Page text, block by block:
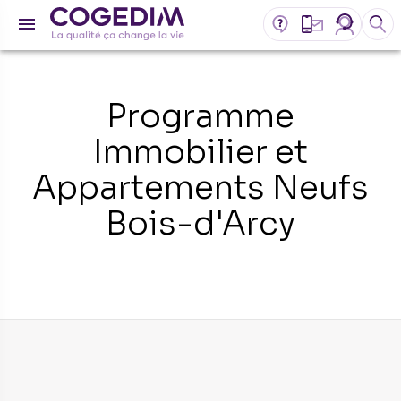
Programme
Immobilier et
Appartements Neufs
Bois-d'Arcy